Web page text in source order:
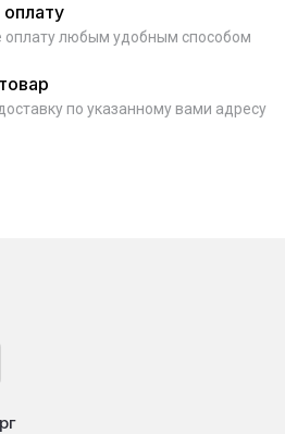
оплату любым удобным способом
по указанному вами адресу